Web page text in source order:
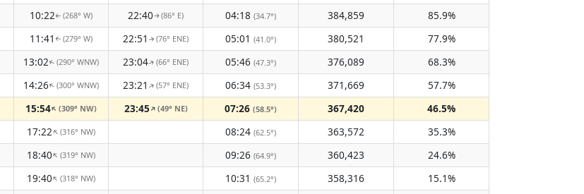
10:22↑(268° W) 22:40↑(86° E) 04:18 (34.7°) 384,859
85.9%
11:41 ↑(279° W) 22:51 ↑(76° ENE) 05:01 (41.0°) 380,521
77.9%
13:02↑(290° WNW) 23:04↑(66° ENE) 05:46 (47.3°) 376,089
68.3%
14:26↑(300° WNW) 23:21 ↑(57° ENE) 06:34 (53.3°) 371,669
57.7%
15:54↑(309° NW) 23:45↑(49° NE) 07:26 (58.5°) 367,420
46.5%
17:22↑(316° NW) 08:24 (62.5°) 363,572
35.3%
18:40↑(319° NW) 09:26 (64.9°) 360,423
24.6%
19:40↑(318° NW) 10:31 (65.2°) 358,316
15.1%